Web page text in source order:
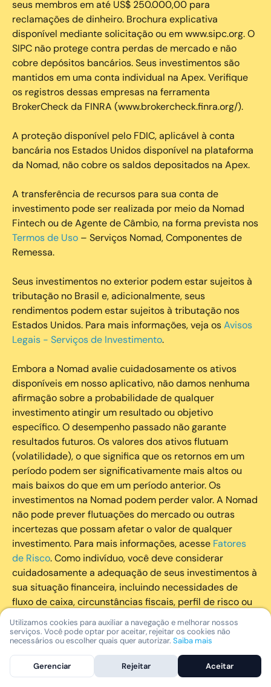
seus membros em até US$ 250.000,00 para
reclamações de dinheiro. Brochura explicativa
disponível mediante solicitação ou em www.sipc.org. O
SIPC não protege contra perdas de mercado e não
cobre depósitos bancários. Seus investimentos são
mantidos em uma conta individual na Apex. Verifique
os registros dessas empresas na ferramenta
BrokerCheck da FINRA (www.brokercheck.finra.org/).
A proteção disponível pelo FDIC, aplicável à conta
bancária nos Estados Unidos disponível na plataforma
da Nomad, não cobre os saldos depositados na Apex.
A transferência de recursos para sua conta de
investimento pode ser realizada por meio da Nomad
Fintech ou de Agente de Câmbio, na forma prevista nos
Termos de Uso – Serviços Nomad, Componentes de
Remessa.
Seus investimentos no exterior podem estar sujeitos à
tributação no Brasil e, adicionalmente, seus
rendimentos podem estar sujeitos à tributação nos
Estados Unidos. Para mais informações, veja osAvisos
Legais - Serviços de Investimento.
Embora a Nomad avalie cuidadosamente os ativos
disponíveis em nosso aplicativo, não damos nenhuma
afirmação sobre a probabilidade de qualquer
investimento atingir um resultado ou objetivo
específico. O desempenho passado não garante
resultados futuros. Os valores dos ativos flutuam
(volatilidade), o que significa que os retornos em um
período podem ser significativamente mais altos ou
mais baixos do que em um período anterior. Os
investimentos na Nomad podem perder valor. A Nomad
não pode prever flutuações do mercado ou outras
incertezas que possam afetar o valor de qualquer
investimento. Para mais informações, acesse Fatores
de Risco. Como indivíduo, você deve considerar
cuidadosamente a adequação de seus investimentos à
sua situação financeira, incluindo necessidades de
fluxo de caixa, circunstâncias fiscais, perfil de risco ou
outros fatores subjetivos. É recomendado que você
utilize todos os recursos disponíveis para se informar
sobre investimentos de maneira geral e sobre a
composição geral de seu portfólio. Questões fiscais ou
legais relativas aos investimentos realizados através da
Utilizamos cookies para auxiliar a navegação e melhorar nossos
serviços. Você pode optar por aceitar, rejeitar os cookies não
necessários ou escolher quais quer autorizar. Saiba mais
Gerenciar Rejeitar Aceitar